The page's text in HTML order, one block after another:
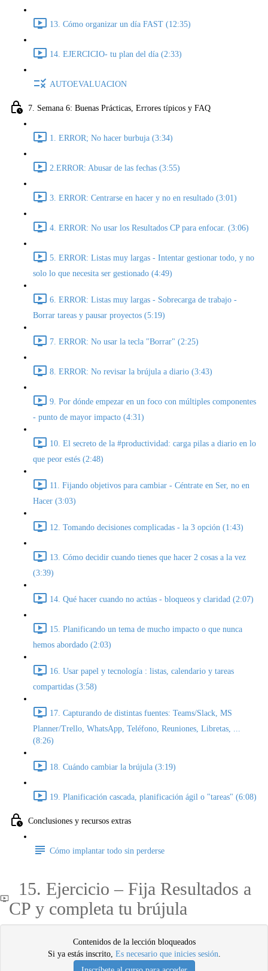
13. Cómo organizar un día FAST (12:35)
14. EJERCICIO- tu plan del día (2:33)
AUTOEVALUACION
7. Semana 6: Buenas Prácticas, Errores típicos y FAQ
1. ERROR; No hacer burbuja (3:34)
2.ERROR: Abusar de las fechas (3:55)
3. ERROR: Centrarse en hacer y no en resultado (3:01)
4. ERROR: No usar los Resultados CP para enfocar. (3:06)
5. ERROR: Listas muy largas - Intentar gestionar todo, y no
solo lo que necesita ser gestionado (4:49)
6. ERROR: Listas muy largas - Sobrecarga de trabajo -
Borrar tareas y pausar proyectos (5:19)
7. ERROR: No usar la tecla "Borrar" (2:25)
8. ERROR: No revisar la brújula a diario (3:43)
9. Por dónde empezar en un foco con múltiples componentes
- punto de mayor impacto (4:31)
10. El secreto de la #productividad: carga pilas a diario en lo
que peor estés (2:48)
11. Fijando objetivos para cambiar - Céntrate en Ser, no en
Hacer (3:03)
12. Tomando decisiones complicadas - la 3 opción (1:43)
13. Cómo decidir cuando tienes que hacer 2 cosas a la vez
(3:39)
14. Qué hacer cuando no actúas - bloqueos y claridad (2:07)
15. Planificando un tema de mucho impacto o que nunca
hemos abordado (2:03)
16. Usar papel y tecnología : listas, calendario y tareas
compartidas (3:58)
17. Capturando de distintas fuentes: Teams/Slack, MS
Planner/Trello, WhatsApp, Teléfono, Reuniones, Libretas, ...
(8:26)
18. Cuándo cambiar la brújula (3:19)
19. Planificación cascada, planificación ágil o "tareas" (6:08)
Conclusiones y recursos extras
Cómo implantar todo sin perderse
15. Ejercicio – Fija Resultados a
CP y completa tu brújula
Contenidos de la lección bloqueados
Si ya estás inscrito, Es necesario que inicies sesión.